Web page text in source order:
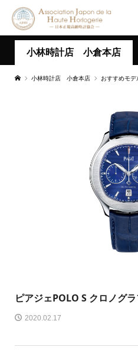
小林時計店 小倉本店
小林時計店 小倉本店 おすすめモデ
ピアジェPOLO S クロノグ
2020.02.17